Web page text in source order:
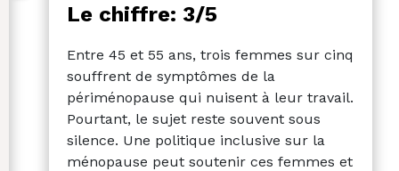
Le chiffre: 3/5
Entre 45 et 55 ans, trois femmes sur cinq
souffrent de symptômes de la
périménopause qui nuisent à leur travail.
Pourtant, le sujet reste souvent sous
silence. Une politique inclusive sur la
ménopause peut soutenir ces femmes et